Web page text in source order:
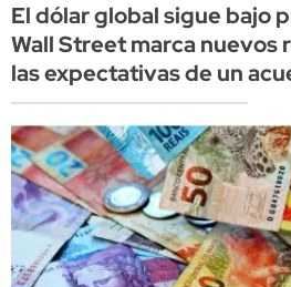
El dólar global sigue bajo
Wall Street marca nuevos
las expectativas de un